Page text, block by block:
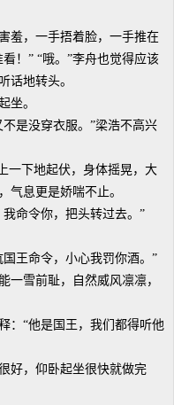
，一手捂着脸，一手推在
！” “哦。”李舟也觉得应该
话地转头。
坐。
是没穿衣服。”梁浩不高兴
下地起伏，身体摇晃，大
气息更是娇喘不止。
命令你，把头转过去。”
王命令，小心我罚你酒。”
一雪前耻，自然威风凛凛，
“他是国王，我们都得听他
，仰卧起坐很快就做完